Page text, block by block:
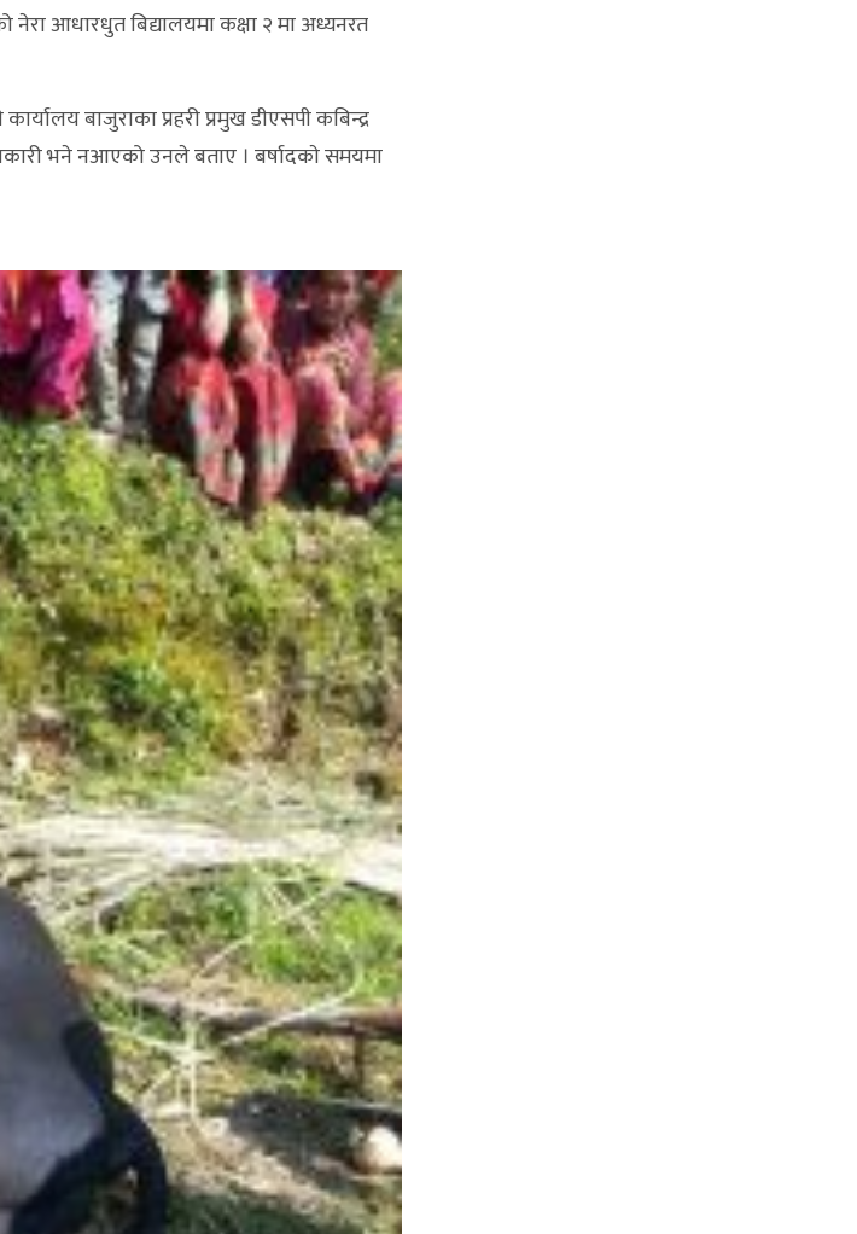
आधारधुत बिद्यालयमा कक्षा २ मा अध्यनरत
बाजुराका प्रहरी प्रमुख डीएसपी कबिन्द्र
भने नआएको उनले बताए । बर्षादकाे समयमा